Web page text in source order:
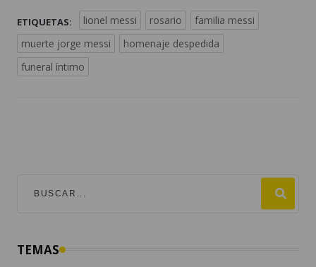
ETIQUETAS: lionel messi rosario
familia messi
muerte jorge messi
homenaje despedida
funeral íntimo
TEMAS